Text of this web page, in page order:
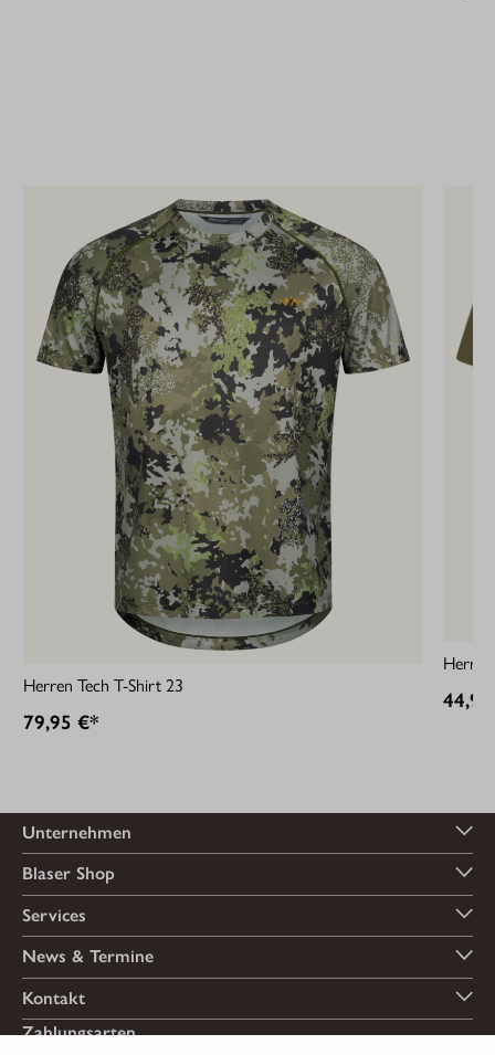
Herren Tech T-Shirt 23
79,95 €*
Unternehmen
Blaser Shop
Services
News & Termine
Kontakt
Zahlungsarten